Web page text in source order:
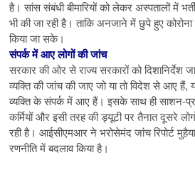
है। सांस संबंधी बीमारियों को लेकर अस्पतालों में
भी की जा रही है। ताकि अनजाने में छुपे हुए कोरोना
किया जा सके।
संपर्क में आए लोगों की जांच
सरकार की ओर से राज्य सरकारों को दिशानिर्देश
व्यक्ति की जांच की जाए जो या तो विदेश से आए हैं,
व्यक्ति के संपर्क में आए हैं। इसके साथ ही साशन-
कर्मियों और इसी तरह की ड्यूटी पर तैनात दूसरे
रही है। आईसीएमआर ने भरोसेमंद जांच रिपोर्ट
रणनीति में बदलाव किया है।